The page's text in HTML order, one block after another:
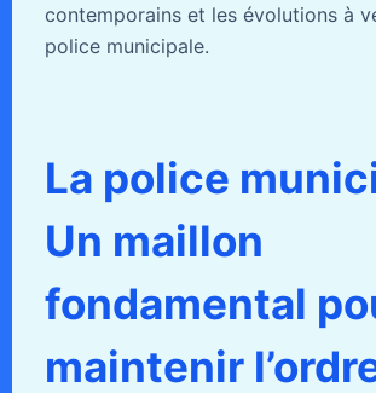
contemporains et les évolutions à
police municipale.
La police
Un maillon
fondamental
maintenir